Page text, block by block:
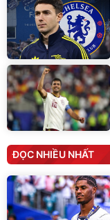
ĐỌC NHIỀU NHẤT